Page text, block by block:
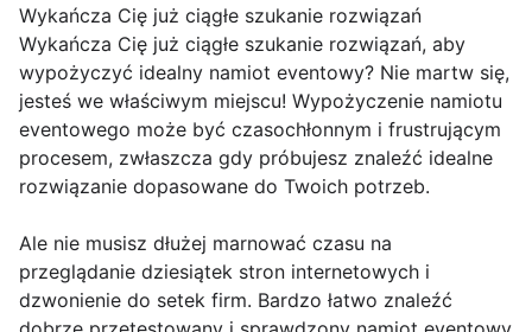
Wykańcza Cię już ciągłe szukanie rozwiązań
Wykańcza Cię już ciągłe szukanie rozwiązań, aby
wypożyczyć idealny namiot eventowy? Nie martw się,
jesteś we właściwym miejscu! Wypożyczenie namiotu
eventowego może być czasochłonnym i frustrującym
procesem, zwłaszcza gdy próbujesz znaleźć idealne
rozwiązanie dopasowane do Twoich potrzeb.
Ale nie musisz dłużej marnować czasu na
przeglądanie dziesiątek stron internetowych i
dzwonienie do setek firm. Bardzo łatwo znaleźć